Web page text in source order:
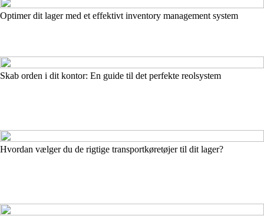
Optimer dit lager med et effektivt inventory management system
Skab orden i dit kontor: En guide til det perfekte reolsystem
Hvordan vælger du de rigtige transportkøretøjer til dit lager?